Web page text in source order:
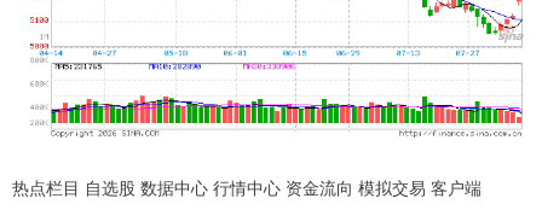
热点栏目 自选股 数据中心 行情中心 资金流向 模拟交易 客户端